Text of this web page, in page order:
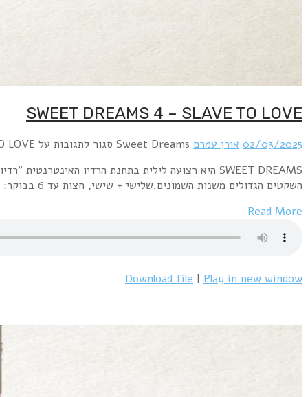
SWEET DREAMS היא רצועה לילית בתחנת הרדיו האינטרנטית "רדיו פלוס" www.radioplus.co.ilראשון + רביעי, חצות עד 6 בבוקר: השירים השקטים הגדולים משנות השבעים.שני+חמישי, חצות עד 6 בבוקר: השירים